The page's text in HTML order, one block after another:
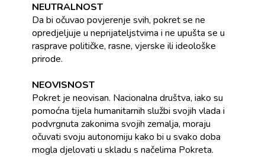
NEUTRALNOST
Da bi očuvao povjerenje svih, pokret se ne
opredjeljuje u neprijateljstvima i ne upušta se u
rasprave političke, rasne, vjerske ili ideološke
prirode.
NEOVISNOST
Pokret je neovisan. Nacionalna društva, iako su
pomoćna tijela humanitarnih službi svojih vlada i
podvrgnuta zakonima svojih zemalja, moraju
očuvati svoju autonomiju kako bi u svako doba
mogla djelovati u skladu s načelima Pokreta.